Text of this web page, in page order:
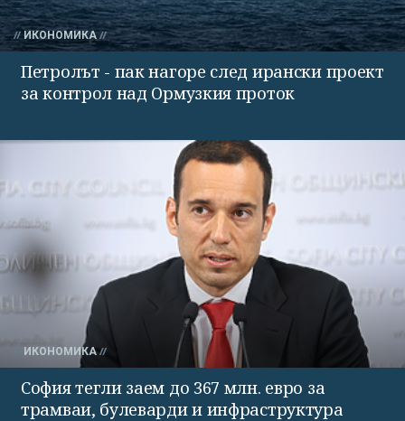
ИКОНОМИКА
Петролът - пак нагоре след ирански проект
за контрол над Ормузкия проток
ИКОНОМИКА
София тегли заем до 367 млн. евро за
трамваи, булеварди и инфраструктура